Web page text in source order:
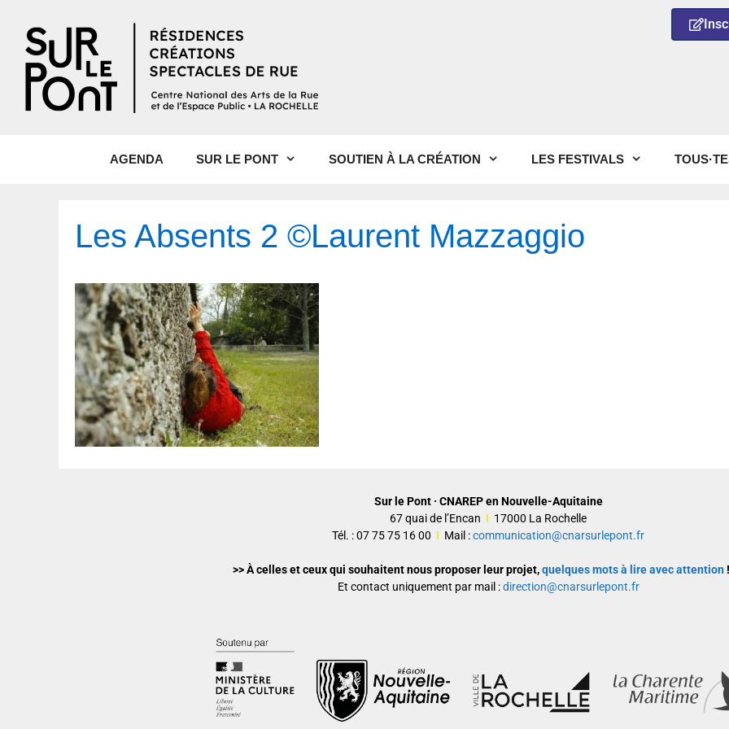
AGENDA SUR LE PONT SOUTIEN À LA CRÉATION LES FESTIVALS
Les Absents 2 ©Laurent Mazzaggio
Sur le Pont · CNAREP en Nouvelle-Aquitaine
67 quai de l’Encan I 17000 La Rochelle
Tél. : 07 75 75 16 00 I Mail :communication@cnarsurlepont.fr
>> À celles et ceux qui souhaitent nous proposer leur projet,quelques mots à lire avec attention
Et contact uniquement par mail :direction@cnarsurlepont.fr